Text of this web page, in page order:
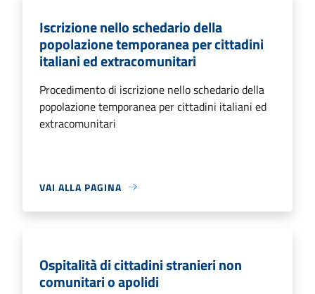
Iscrizione nello schedario della
popolazione temporanea per cittadini
italiani ed extracomunitari
Procedimento di iscrizione nello schedario della
popolazione temporanea per cittadini italiani ed
extracomunitari
VAI ALLA PAGINA
Ospitalità di cittadini stranieri non
comunitari o apolidi